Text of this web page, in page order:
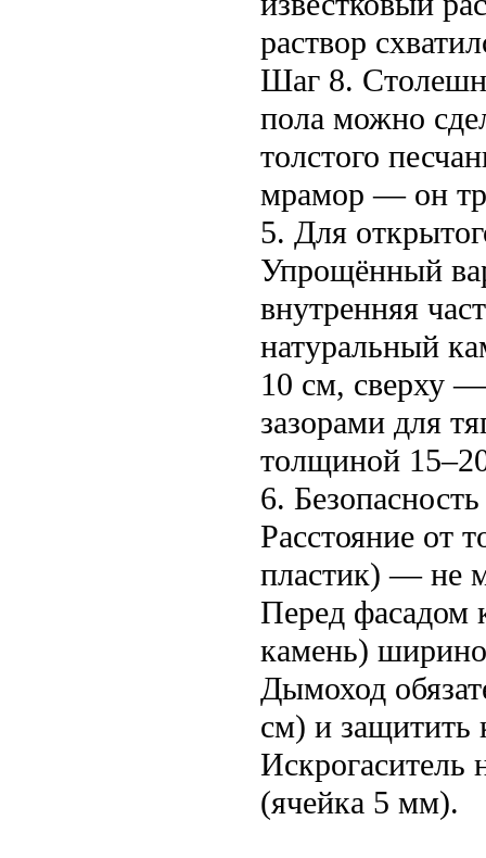
раствор
Шаг 8.
пола можно
толстого
мрамор — он
5. Для
Упрощённый
внутренняя
натуральный
10 см, сверху
зазорами для
толщиной
6.
Расстояние от
пластик) — не
Перед фасадом
камень)
Дымоход
см) и защитить
Искрогаситель
(ячейка 5 мм).